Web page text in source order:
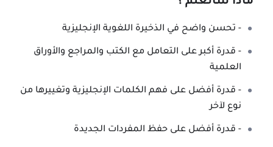
- تحسن واضح في الذخيرة اللغوية الإنجليزية
- قدرة أكبر على التعامل مع الكتب والمراجع والأوراق
العلمية
- قدرة أفضل على فهم الكلمات الإنجليزية وتغييرها من
نوع لآخر
- قدرة أفضل على حفظ المفردات الجديدة